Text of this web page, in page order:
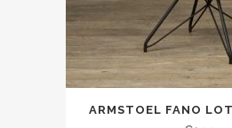
ARMSTOEL FANO